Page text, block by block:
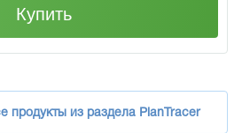
Купить
продукты из раздела PlanTracer